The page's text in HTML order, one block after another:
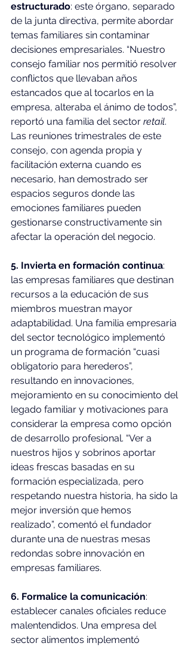
estructurado: este órgano, separado
de la junta directiva, permite abordar
temas familiares sin contaminar
decisiones empresariales. “Nuestro
consejo familiar nos permitió resolver
conflictos que llevaban años
estancados que al tocarlos en la
empresa, alteraba el ánimo de todos”,
reportó una familia del sector retail.
Las reuniones trimestrales de este
consejo, con agenda propia y
facilitación externa cuando es
necesario, han demostrado ser
espacios seguros donde las
emociones familiares pueden
gestionarse constructivamente sin
afectar la operación del negocio.
5. Invierta en formación continua:
las empresas familiares que destinan
recursos a la educación de sus
miembros muestran mayor
adaptabilidad. Una familia empresaria
del sector tecnológico implementó
un programa de formación “cuasi
obligatorio para herederos”,
resultando en innovaciones,
mejoramiento en su conocimiento del
legado familiar y motivaciones para
considerar la empresa como opción
de desarrollo profesional. “Ver a
nuestros hijos y sobrinos aportar
ideas frescas basadas en su
formación especializada, pero
respetando nuestra historia, ha sido la
mejor inversión que hemos
realizado”, comentó el fundador
durante una de nuestras mesas
redondas sobre innovación en
empresas familiares.
6. Formalice la comunicación:
establecer canales oficiales reduce
malentendidos. Una empresa del
sector alimentos implementó